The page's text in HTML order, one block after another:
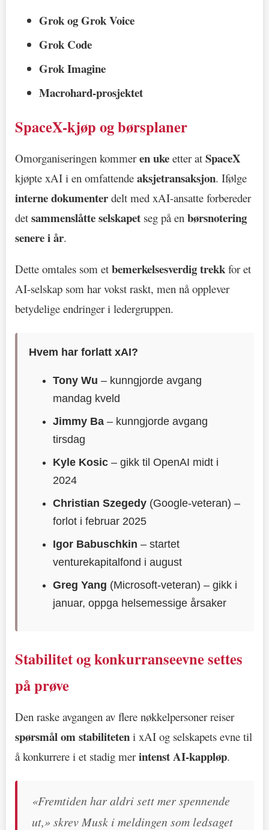
Grok og Grok Voice
Grok Code
Grok Imagine
Macrohard-prosjektet
SpaceX-kjøp og børsplaner
Omorganiseringen kommeren uke etter at SpaceX
kjøpte xAI i en omfattende aksjetransaksjon. Ifølge
interne dokumenter delt med xAI-ansatte forbereder
det sammenslåtte selskapet seg på en børsnotering
senere i år.
Dette omtales som et bemerkelsesverdig trekkfor et
AI-selskap som har vokst raskt, men nå opplever
betydelige endringer i ledergruppen.
Hvem har forlatt xAI?
Tony Wu – kunngjorde avgang
mandag kveld
Jimmy Ba – kunngjorde avgang
tirsdag
Kyle Kosic – gikk til OpenAI midt i
2024
Christian Szegedy (Google-veteran) –
forlot i februar 2025
Igor Babuschkin – startet
venturekapitalfond i august
Greg Yang (Microsoft-veteran) – gikk i
januar, oppga helsemessige årsaker
Stabilitet og konkurranseevne settes
på prøve
Den raske avgangen av flere nøkkelpersoner reiser
spørsmål om stabiliteten i xAI og selskapets evne til
å konkurrere i et stadig merintenst AI-kappløp.
«Fremtiden har aldri sett mer spennende
ut,» skrev Musk i meldingen som ledsaget